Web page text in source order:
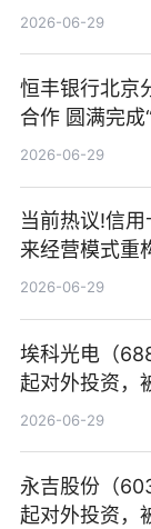
扎根生长
2026-06-29
恒丰银行北京
合作 圆满完成“26国新租赁
SCP003”发行
2026-06-29
当前热议!信
来经营模式重
2026-06-29
埃科光电（
起对外投资，
元随信息技术
2026-06-29
永吉股份（
起对外投资，